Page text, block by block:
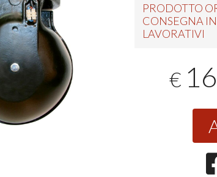
PRODOTTO
CONSEGNA
LAVORATIVI
€